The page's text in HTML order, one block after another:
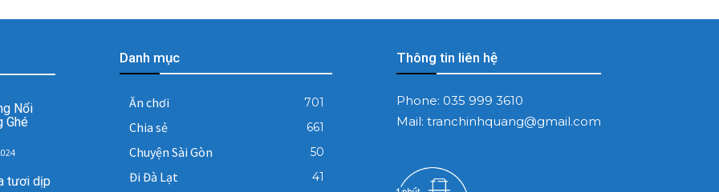
Nổi
Ghé
tươi dịp
Danh mục
Ăn chơi 701
Chia sẻ 661
Chuyện Sài Gòn 50
Đi Đà Lạt 41
Thông tin liên hệ
Phone: 035 999 3610
Mail: tranchinhquang@gmail.com